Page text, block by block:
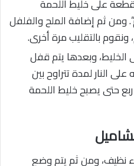
على خليط اللحمة
ومن ثم إضافة الملح والفلفل
ونقوم بالتقليب مرة أخرى.
وبعدها يتم قفل
النار لمدة تتراوح بين
حتى يصبح خليط اللحمة
نظيف، ومن ثم يتم وضع